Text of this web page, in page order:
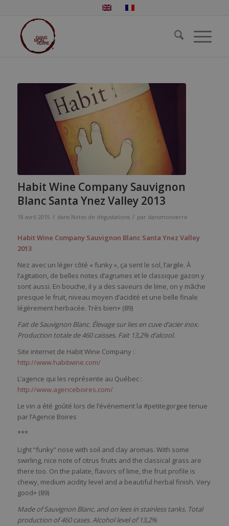
Habit Wine Company Sauvignon
Blanc Santa Ynez Valley 2013
18 avril 2015 / dans Notes de dégustations / par dansmonverre
Habit Wine Company Sauvignon Blanc Santa Ynez Valley
2013
Nez avec un léger côté « funky », ça sent le sol, l’argile. À
l’agitation, de belles notes d’agrumes et le classique gazon y
sont aussi. En bouche, il y a des saveurs de lime, on y mâche
presque le fruit, niveau moyen d’acidité et une belle finale
légèrement herbacée. Très bien+ (89)
Fait de Sauvignon Blanc. Élevage sur lies en cuve d’acier inox.
Production totale de 460 caisses. Fait 13,2% d’alcool.
Site internet de Habit Wine Company :
http://www.habitwine.com/
L’agence qui les représente au Québec :
http://www.agenceboires.com/
Le vin a été goûté lors de l’événement la #petitegorgee tenue
par l’Agence Boires
***
Light “funky” nose with soil and clay aromas. With some
swirling, nice note of citrus fruits and the classical grass are
there too. On the palate, flavors of lime, the fruit profile is
chewy, medium acidity level and a beautiful herbal finish. Very
good+ (89)
Made of Sauvignon Blanc, and on lees in stainless tanks. Total
production of 460 cases. Alcohol level of 13,2%